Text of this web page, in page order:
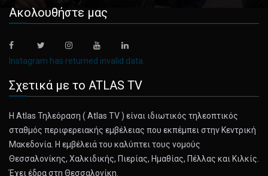
Robert Hanssen, F.B.I. Agent Exposed a ...
bringing to a clo [...]
June 6, 2023
Book Review: ‘Pageboy: A Memoir,’ by E ...
In the “brutally honest” memoir “Pageboy,” the actor
recounts the fear [...]
June 6, 2023
Ακολουθήστε μας
Instagram has returned invalid data.
Σχετικά με το ATLAS TV
Η Atlas Τηλεόραση ( Atlas TV ) είναι ιδιωτικός τηλεοπτικός
σταθμός περιφερειακής εμβέλειας που εκπέμπει στην Κεντρική
Μακεδονία. Η εμβέλειά του καλύπτει τους νομούς
Θεσσαλονίκης, Χαλκιδικής, Πιερίας, Ημαθίας, Πέλλας και Κιλκίς.
Έχει έδρα στη Θεσσαλονίκη.